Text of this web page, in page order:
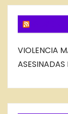
G
VIOLENCIA
ASESINADAS